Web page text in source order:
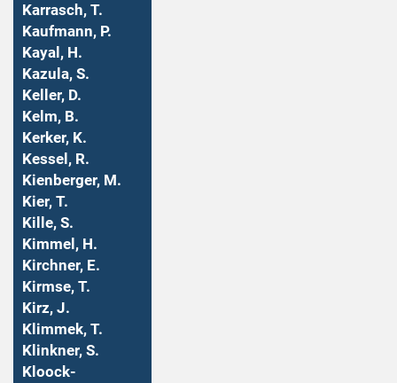
Karrasch, T.
Kaufmann, P.
Kayal, H.
Kazula, S.
Keller, D.
Kelm, B.
Kerker, K.
Kessel, R.
Kienberger, M.
Kier, T.
Kille, S.
Kimmel, H.
Kirchner, E.
Kirmse, T.
Kirz, J.
Klimmek, T.
Klinkner, S.
Kloock-